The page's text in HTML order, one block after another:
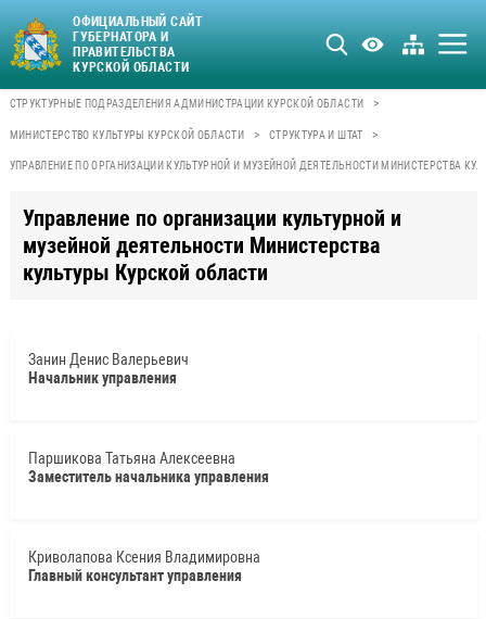
ОФИЦИАЛЬНЫЙ САЙТ
ГУБЕРНАТОРА И
ПРАВИТЕЛЬСТВА
КУРСКОЙ ОБЛАСТИ
СТРУКТУРНЫЕ ПОДРАЗДЕЛЕНИЯ АДМИНИСТРАЦИИ КУРСКОЙ ОБЛАСТИ >
МИНИСТЕРСТВО КУЛЬТУРЫ КУРСКОЙ ОБЛАСТИ > СТРУКТУРА И ШТАТ >
УПРАВЛЕНИЕ ПО ОРГАНИЗАЦИИ КУЛЬТУРНОЙ И МУЗЕЙНОЙ ДЕЯТЕЛЬНОСТИ МИНИСТЕРСТВА
Управление по организации культурной и
музейной деятельности Министерства
культуры Курской области
Занин Денис Валерьевич
Начальник управления
Паршикова Татьяна Алексеевна
Заместитель начальника управления
Криволапова Ксения Владимировна
Главный консультант управления